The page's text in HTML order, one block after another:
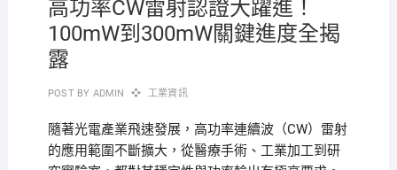
高功率CW雷射認證大躍進！
100mW到300mW關鍵進度全揭
露
POST BY ADMIN 工業資訊
隨著光電產業飛速發展，高功率連續波（CW）雷射
的應用範圍不斷擴大，從醫療手術、工業加工到研